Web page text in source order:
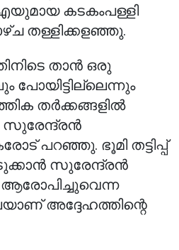
കടകംപള്ളി
തള്ളിക്കളഞ്ഞു.
താൻ ഒരു
പോയിട്ടില്ലെന്നും
തർക്കങ്ങളിൽ
സുരേന്ദ്രൻ
പറഞ്ഞു. ഭൂമി തട്ടിപ്പ്
സുരേന്ദ്രൻ
ആരോപിച്ചുവെന്ന
അദ്ദേഹത്തിന്റെ